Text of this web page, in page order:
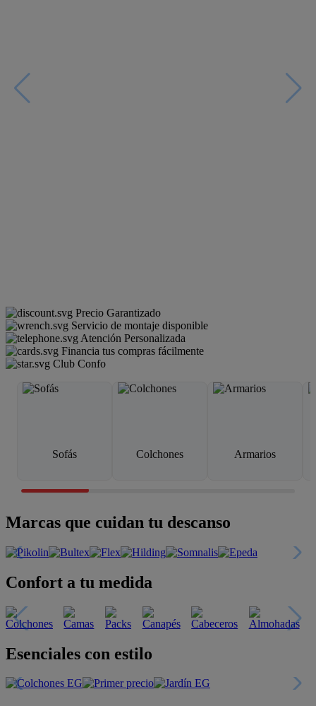
Precio Garantizado
Servicio de montaje disponible
Atención Personalizada
Financia tus compras fácilmente
Club Confo
Sofás Colchones Armarios
Marcas que cuidan tu descanso
Confort a tu medida
Esenciales con estilo